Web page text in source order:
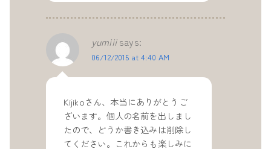
yumiii says:
06/12/2015 at 4:40 AM
Kijikoさん、本当にありがとうご
ざいます。個人の名前を出しまし
たので、どうか書き込みは削除し
てください。これからも楽しみに